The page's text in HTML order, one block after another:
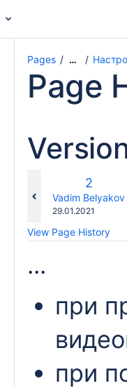
Pages …
Page
Old
Version
2
Vadim Belyakov
Saved
29.01.2021
View Page History
...
при
при